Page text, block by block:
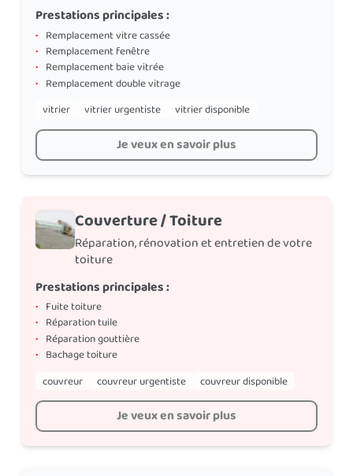
Prestations principales :
• Remplacement vitre cassée
• Remplacement fenêtre
• Remplacement baie vitrée
• Remplacement double vitrage
vitrier
vitrier urgentiste vitrier disponible
Je veux en savoir plus
Couverture / Toiture
Réparation, rénovation et entretien de votre
toiture
Prestations principales :
• Fuite toiture
• Réparation tuile
• Réparation gouttière
• Bachage toiture
couvreur
couvreur urgentiste couvreur disponible
Je veux en savoir plus